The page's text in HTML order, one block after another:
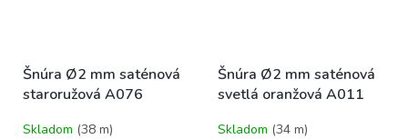
Šnúra Ø2 mm saténová
staroružová A076
Skladom (38 m)
Šnúra Ø2 mm saténová
svetlá oranžová A011
Skladom (34 m)